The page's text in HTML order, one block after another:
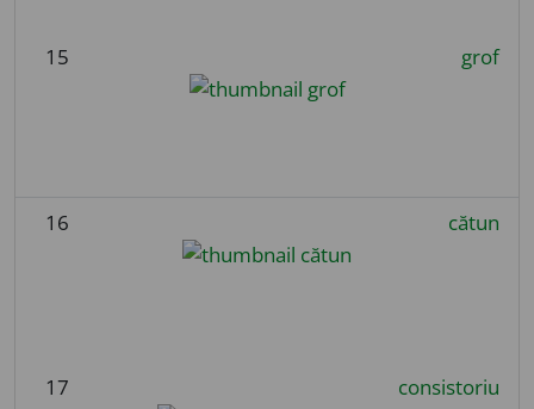
15 grof
16 cătun
17 consistoriu